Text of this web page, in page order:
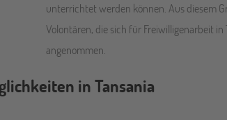
unterrichtet werden können. Aus diesem
Volontären, die sich für Freiwilligenarbeit
angenommen.
in Tansania